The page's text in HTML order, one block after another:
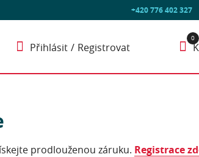
+420 776 402 327
Přihlásit Registrovat
prodlouženou záruku. Registrace